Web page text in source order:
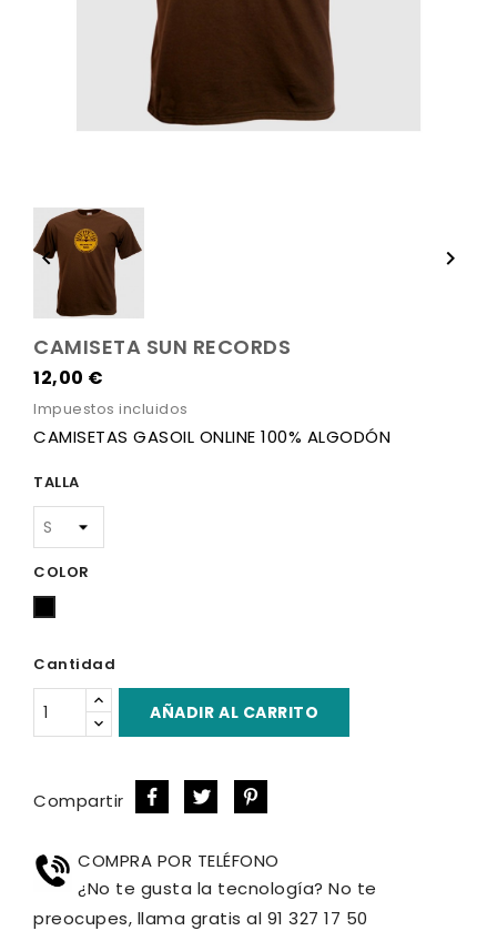
 
CAMISETA SUN RECORDS
12,00 €
Impuestos incluidos
CAMISETAS GASOIL ONLINE 100% ALGODÓN
TALLA
COLOR
Cantidad
AÑADIR AL CARRITO
Compartir
COMPRA POR TELÉFONO
¿No te gusta la tecnología? No te
preocupes, llama gratis al 91 327 17 50